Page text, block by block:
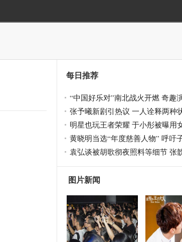
每日推荐
“中国好乐对”南北战火开燃 奇趣
张予曦新剧引热议 一人诠释两种
明星也玩王者荣耀 于小彤被曝用
黄晓明当选“年度慈善人物” 呼吁
袁弘谈被胡歌彻夜照料等细节 张
图片新闻